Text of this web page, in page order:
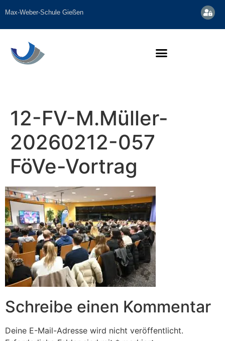
springen
Max-Weber-Schule Gießen
12-FV-M.Müller-
20260212-057
FöVe-Vortrag
Schreibe einen Kommentar
Deine E-Mail-Adresse wird nicht veröffentlicht.